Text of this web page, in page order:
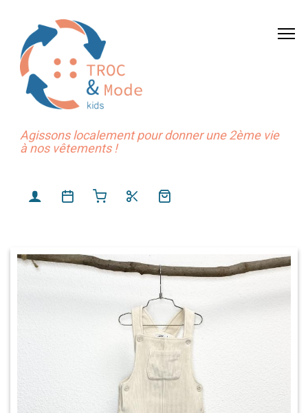
Agissons localement pour donner une 2ème vie
à nos vêtements !